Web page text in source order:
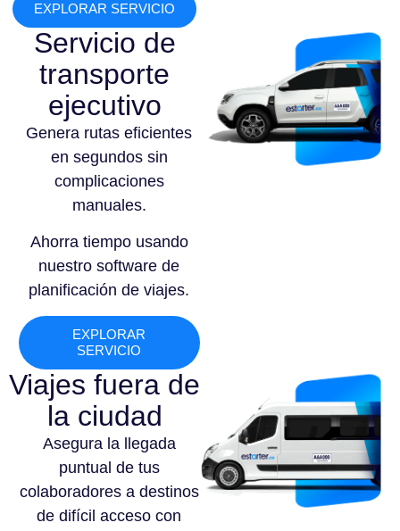
EXPLORAR SERVICIO
Servicio de
transporte
ejecutivo
Genera rutas eficientes
en segundos sin
complicaciones
manuales.
Ahorra tiempo usando
nuestro software de
planificación de viajes.
EXPLORAR
SERVICIO
Viajes fuera de
la ciudad
Asegura la llegada
puntual de tus
colaboradores a destinos
de difícil acceso con